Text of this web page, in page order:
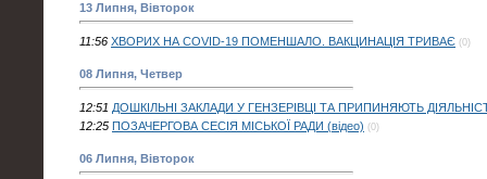
13 Липня, Вівторок
11:56 ХВОРИХ НА COVID-19 ПОМЕНШАЛО. ВАКЦИНАЦІЯ ТРИВАЄ (0)
08 Липня, Четвер
12:51 ДОШКІЛЬНІ ЗАКЛАДИ У ГЕНЗЕРІВЦІ ТА ПРИПИНЯЮТЬ
12:25 ПОЗАЧЕРГОВА СЕСІЯ МІСЬКОЇ РАДИ (відео) (0)
06 Липня, Вівторок